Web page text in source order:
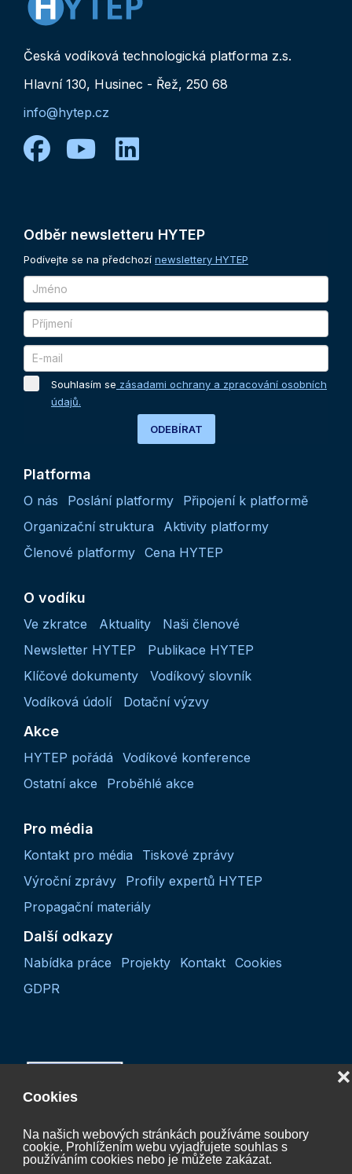
Cookies
Na našich webových stránkách používáme soubory
cookie. Prohlížením webu vyjadřujete souhlas s
používáním cookies nebo je můžete zakázat.
❌
Česká vodíková technologická platforma z.s.
Hlavní 130, Husinec - Řež, 250 68
info@hytep.cz
facebook
youtube
linkedin
Odběr newsletteru HYTEP
Podívejte se na předchozí newslettery HYTEP
Souhlasím se zásadami ochrany a zpracování osobních
údajů.
ODEBÍRAT
Platforma
O nás Poslání platformy
Připojení k platformě
Organizační struktura
Aktivity platformy
Členové platformy Cena HYTEP
O vodíku
Ve zkratce Aktuality
Naši členové
Newsletter HYTEP
Publikace HYTEP
Klíčové dokumenty
Vodíkový slovník
Vodíková údolí
Dotační výzvy
Akce
HYTEP pořádá
Vodíkové konference
Ostatní akce
Proběhlé akce
Pro média
Kontakt pro média
Tiskové zprávy
Výroční zprávy
Profily expertů HYTEP
Propagační materiály
Další odkazy
Nabídka práce Projekty Kontakt Cookies
GDPR
Projekt “Koordinační činnost České vodíkové